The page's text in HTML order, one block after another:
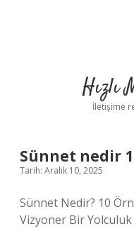
Hızlı
İletişime
Sünnet nedir
Tarih: Aralık 10, 2025
Sünnet Nedir? 10
Vizyoner Bir Yolculuk